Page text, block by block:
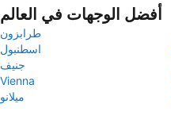
أفضل الوجهات في العالم
طرابزون
اسطنبول
جنيف
Vienna
ميلانو